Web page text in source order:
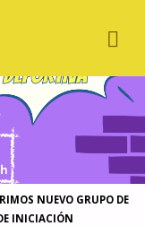
NUEVO GRUPO DE
INICIACIÓN